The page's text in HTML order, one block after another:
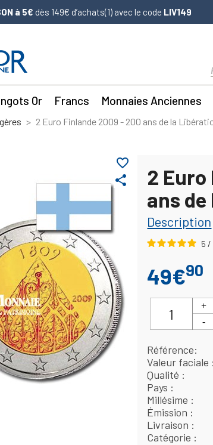
à 5€ dès 149€ d’achats(1) avec le code LIV149
Or Francs Monnaies Anciennes
2 Euro Finlande 2009 - 200 ans de la
share
favorite_border
2
ans
Description
5 /
49€90
Référence
Valeur faciale
Qualité
Pays
Millésime
Émission
Livraison
Catégorie